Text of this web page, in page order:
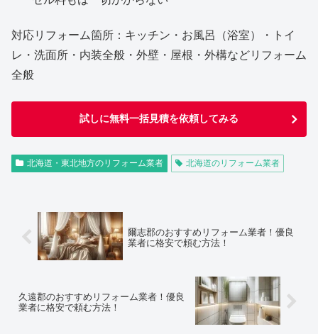
対応リフォーム箇所：キッチン・お風呂（浴室）・トイ
レ・洗面所・内装全般・外壁・屋根・外構などリフォーム
全般
試しに無料一括見積を依頼してみる
北海道・東北地方のリフォーム業者 北海道のリフォーム業者
爾志郡のおすすめリフォーム業者！優良
業者に格安で頼む方法！
久遠郡のおすすめリフォーム業者！優良
業者に格安で頼む方法！